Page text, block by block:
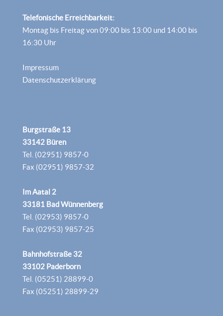
Telefonische Erreichbarkeit:
Montag bis Freitag von 09:00 bis 13:00 und 14:00 bis
16:30 Uhr
Impressum
Datenschutzerklärung
Burgstraße 13
33142 Büren
Tel. (02951) 9857-0
Fax (02951) 9857-32
Im Aatal 2
33181 Bad Wünnenberg
Tel. (02953) 9857-0
Fax (02953) 9857-25
Bahnhofstraße 32
33102 Paderborn
Tel. (05251) 28899-0
Fax (05251) 28899-29